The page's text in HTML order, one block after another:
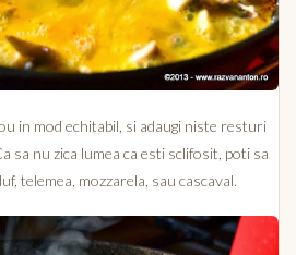
in mod echitabil, si adaugi niste resturi
sa nu zica lumea ca esti sclifosit, poti sa
telemea, mozzarela, sau cascaval.